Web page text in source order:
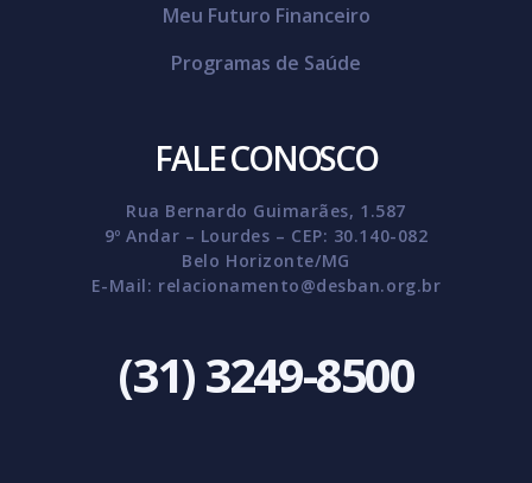
Meu Futuro Financeiro
Programas de Saúde
FALE CONOSCO
Rua Bernardo Guimarães, 1.587
9º Andar – Lourdes – CEP: 30.140-082
Belo Horizonte/MG
E-Mail: relacionamento@desban.org.br
(31) 3249-8500